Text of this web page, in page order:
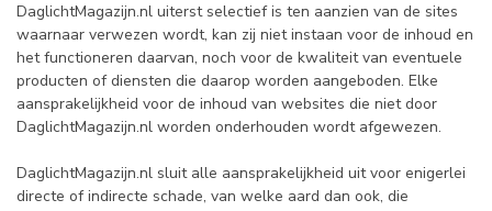
DaglichtMagazijn.nl uiterst selectief is ten aanzien van de sites
waarnaar verwezen wordt, kan zij niet instaan voor de inhoud en
het functioneren daarvan, noch voor de kwaliteit van eventuele
producten of diensten die daarop worden aangeboden. Elke
aansprakelijkheid voor de inhoud van websites die niet door
DaglichtMagazijn.nl worden onderhouden wordt afgewezen.
DaglichtMagazijn.nl sluit alle aansprakelijkheid uit voor enigerlei
directe of indirecte schade, van welke aard dan ook, die